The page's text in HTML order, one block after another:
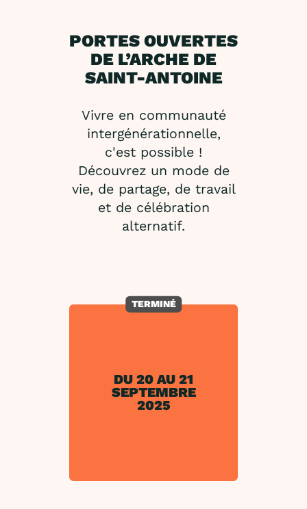
PORTES OUVERTES
DE L’ARCHE DE
SAINT-ANTOINE
Vivre en communauté
intergénérationnelle,
c'est possible !
Découvrez un mode de
vie, de partage, de travail
et de célébration
alternatif.
TERMINÉ
DU 20 AU 21
SEPTEMBRE
2025